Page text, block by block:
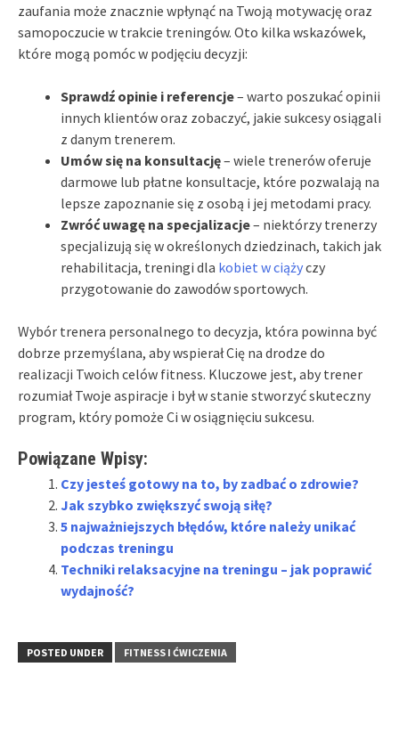
zaufania może znacznie wpłynąć na Twoją motywację oraz
samopoczucie w trakcie treningów. Oto kilka wskazówek,
które mogą pomóc w podjęciu decyzji:
Sprawdź opinie i referencje– warto poszukać opinii
innych klientów oraz zobaczyć, jakie sukcesy osiągali
z danym trenerem.
Umów się na konsultację– wiele trenerów oferuje
darmowe lub płatne konsultacje, które pozwalają na
lepsze zapoznanie się z osobą i jej metodami pracy.
Zwróć uwagę na specjalizacje– niektórzy trenerzy
specjalizują się w określonych dziedzinach, takich jak
rehabilitacja, treningi dla kobiet w ciążyczy
przygotowanie do zawodów sportowych.
Wybór trenera personalnego to decyzja, która powinna być
dobrze przemyślana, aby wspierał Cię na drodze do
realizacji Twoich celów fitness. Kluczowe jest, aby trener
rozumiał Twoje aspiracje i był w stanie stworzyć skuteczny
program, który pomoże Ci w osiągnięciu sukcesu.
Powiązane Wpisy:
Czy jesteś gotowy na to, by zadbać o zdrowie?
Jak szybko zwiększyć swoją siłę?
5 najważniejszych błędów, które należy unikać
podczas treningu
Techniki relaksacyjne na treningu – jak poprawić
wydajność?
POSTED UNDER FITNESS I ĆWICZENIA